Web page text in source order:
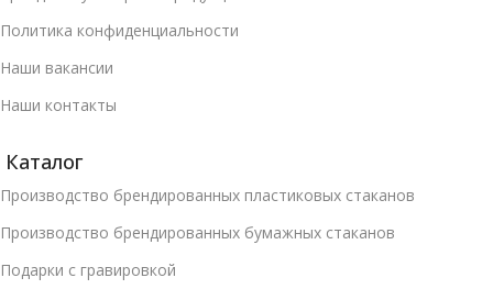
Политика конфиденциальности
Наши вакансии
Наши контакты
Каталог
Производство брендированных пластиковых стаканов
Производство брендированных бумажных стаканов
Подарки с гравировкой